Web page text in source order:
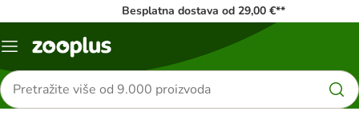
Besplatna dostava od 29,00 €**
Izbornik
Traži
proizvode